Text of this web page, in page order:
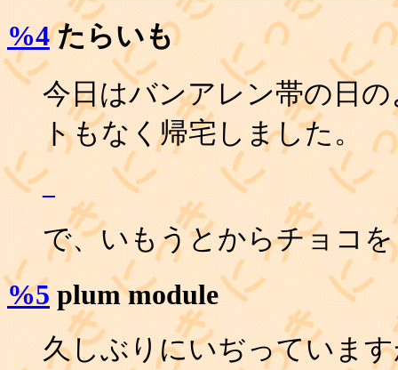
%4たらいも
今日はバンアレン帯の日
トもなく帰宅しました。
_
で、いもうとからチョコ
%5 plum module
久しぶりにいぢっていま